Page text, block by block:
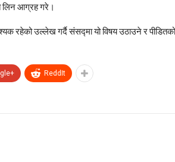
लिन आग्रह गरे।
रहेको उल्लेख गर्दै संसद्मा यो विषय उठाउने र पीडितको
ReddIt